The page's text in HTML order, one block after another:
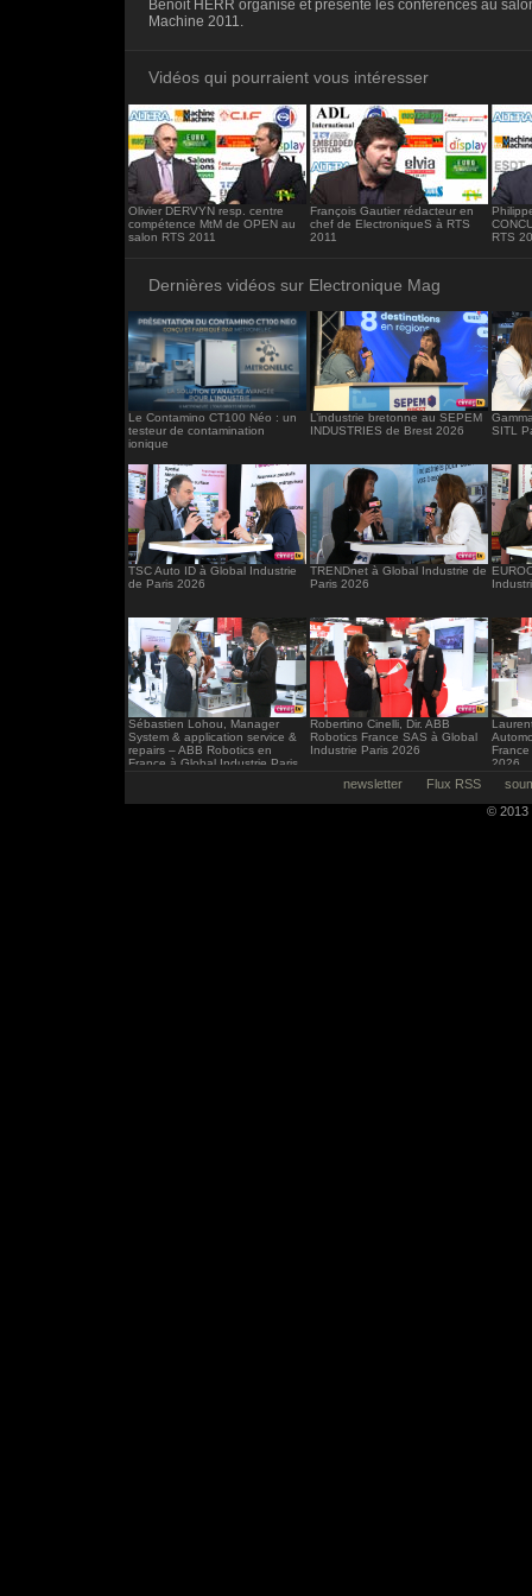
<iframe src="https://www.electronique-
frameborder="0"></iframe>
Benoit HERR organise et présente les conférences au
Machine 2011.
Vidéos qui pourraient vous intéresser
Olivier DERVYN resp. centre
compétence MtM de OPEN au
salon RTS 2011
François Gautier rédacteur en
chef de ElectroniqueS à RTS
2011
RTS
Dernières vidéos sur Electronique Mag
Le Contamino CT100 Néo : un
testeur de contamination
ionique
L’industrie bretonne au SEPEM
INDUSTRIES de Brest 2026
SITL
TSC Auto ID à Global Industrie
de Paris 2026
TRENDnet à Global Industrie de
Paris 2026
Sébastien Lohou, Manager
System & application service &
repairs – ABB Robotics en
France à Global Industrie Paris
Robertino Cinelli, Dir. ABB
Robotics France SAS à Global
Industrie Paris 2026
2026
newsletter Flux RSS
© 2013